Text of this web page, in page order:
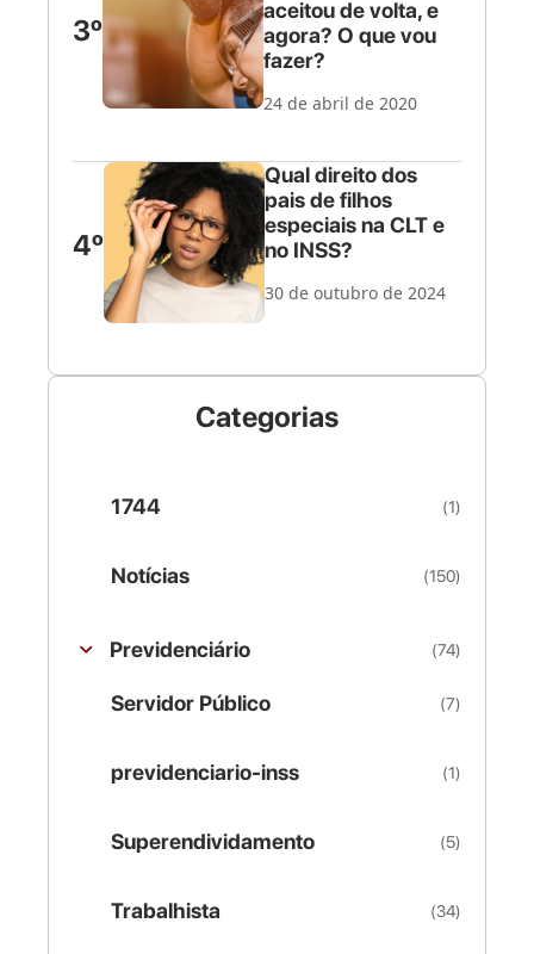
3º
aceitou de volta, e
agora? O que vou
fazer?
24 de abril de 2020
4º
Qual direito dos
pais de filhos
especiais na CLT e
no INSS?
30 de outubro de 2024
Categorias
1744 (1)
Notícias (150)
Previdenciário (74)
Servidor Público (7)
previdenciario-inss (1)
Superendividamento (5)
Trabalhista (34)